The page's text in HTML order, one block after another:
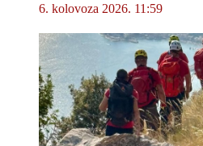
6. kolovoza 2026. 11:59